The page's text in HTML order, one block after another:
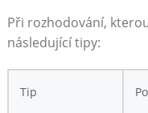
Při rozhodování,
následující tipy:
Tip